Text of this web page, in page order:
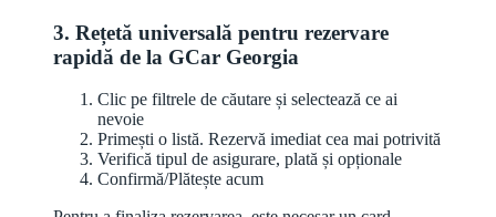
3. Rețetă universală pentru rezervare
rapidă de la GCar Georgia
Clic pe filtrele de căutare și selectează ce ai
nevoie
Primești o listă. Rezervă imediat cea mai potrivită
Verifică tipul de asigurare, plată și opționale
Confirmă/Plătește acum